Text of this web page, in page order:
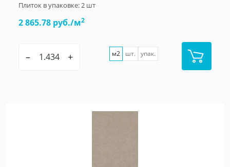
Плиток в упаковке:2 шт
2 865.78 руб./м2
– + м2 шт. упак.